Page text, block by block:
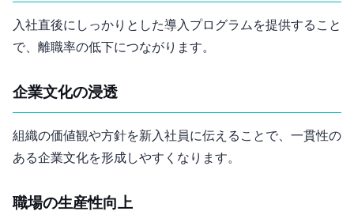
入社直後にしっかりとした導入プログラムを提供すること
で、離職率の低下につながります。
企業文化の浸透
組織の価値観や方針を新入社員に伝えることで、一貫性の
ある企業文化を形成しやすくなります。
職場の生産性向上